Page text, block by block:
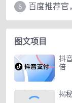
6 百度推荐官
图文项目
抖
倍
揭